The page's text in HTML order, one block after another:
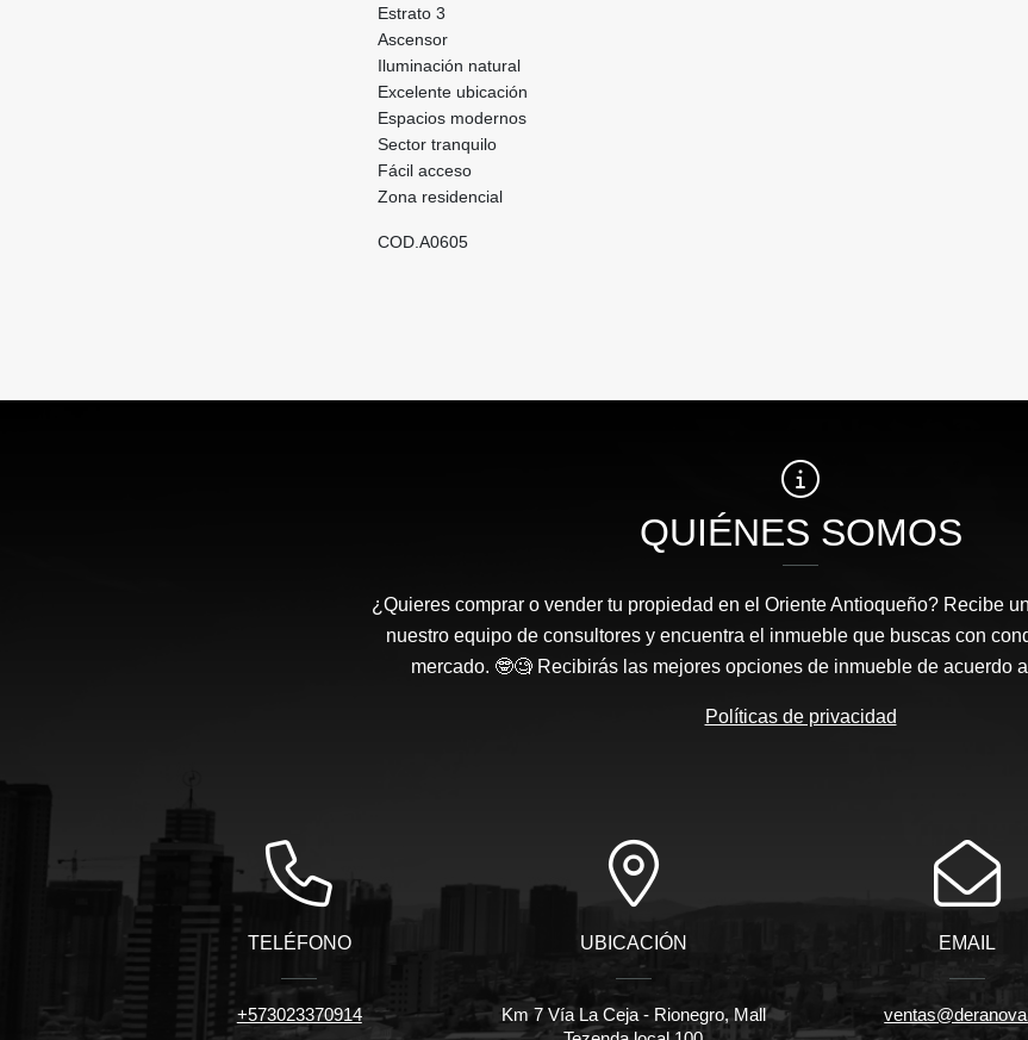
Estrato 3
Ascensor
Iluminación natural
Excelente ubicación
Espacios modernos
Sector tranquilo
Fácil acceso
Zona residencial
COD.A0605
QUIÉNES SOMOS
¿Quieres comprar o vender tu propiedad en el Oriente Antioqueño? Recibe
nuestro equipo de consultores y encuentra el inmueble que buscas con
mercado. 🤓🧐 Recibirás las mejores opciones de inmueble de acuerdo
Políticas de privacidad
TELÉFONO
+573023370914
UBICACIÓN
Km 7 Vía La Ceja - Rionegro, Mall
EMAIL